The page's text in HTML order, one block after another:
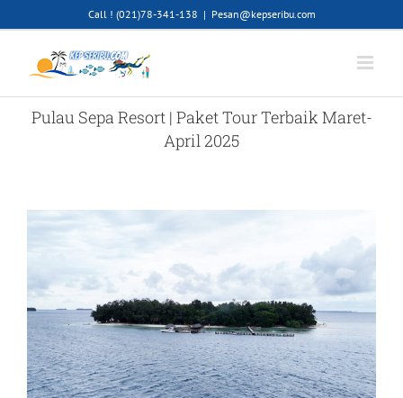
to
Call ! (021)78-341-138 | Pesan@kepseribu.com
Pulau Sepa Resort | Paket Tour Terbaik Maret-
April 2025
View